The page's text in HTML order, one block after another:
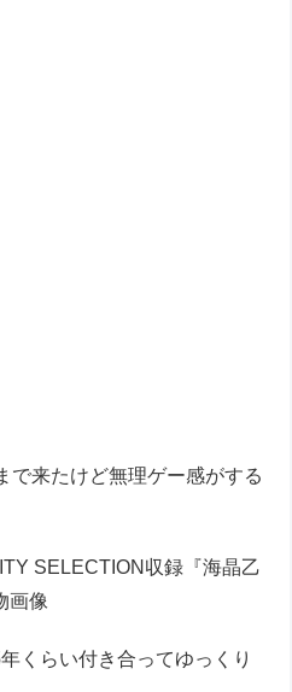
で来たけど無理ゲー感がする
SELECTION収録『海晶乙
画像
くらい付き合ってゆっくり